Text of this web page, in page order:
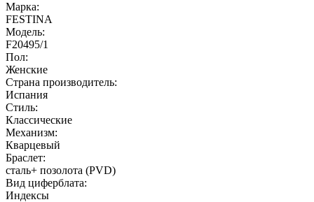
Марка:
FESTINA
Модель:
F20495/1
Пол:
Женские
Страна производитель:
Испания
Стиль:
Классические
Механизм:
Кварцевый
Браслет:
сталь+ позолота (PVD)
Вид циферблата:
Индексы